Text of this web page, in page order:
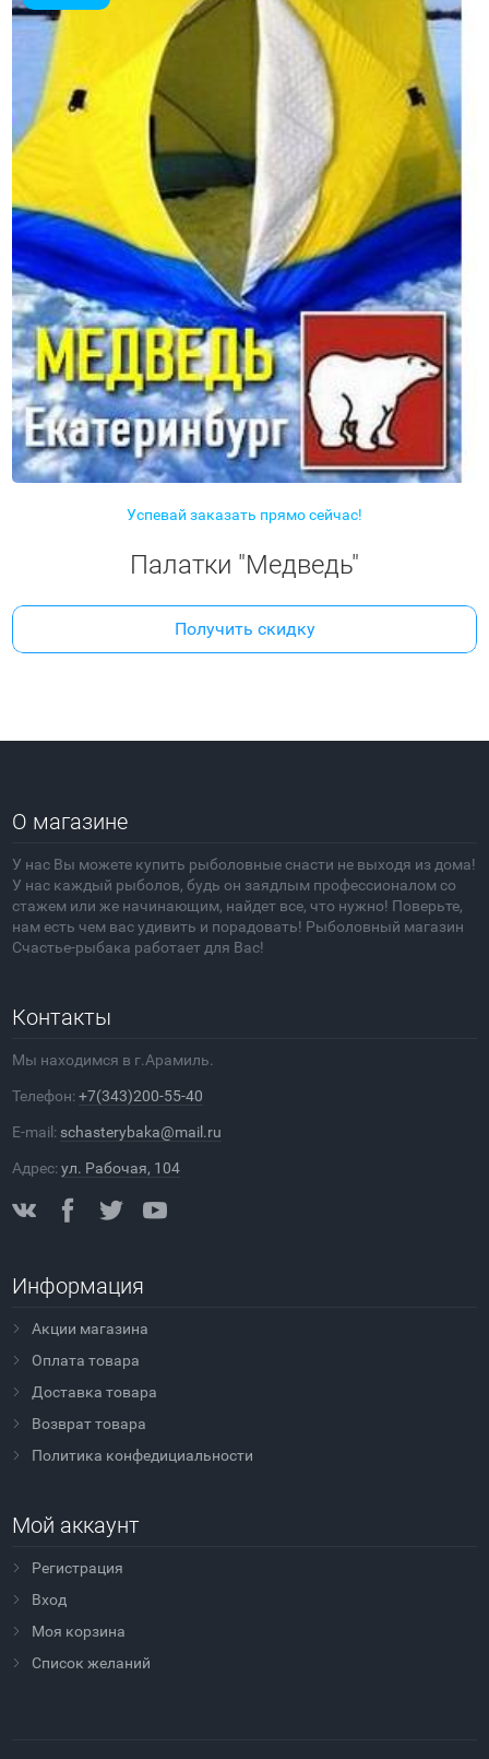
Успевай заказать прямо сейчас!
Палатки "Медведь"
Получить скидку
О магазине
У нас Вы можете купить рыболовные снасти не выходя из дома!
У нас каждый рыболов, будь он заядлым профессионалом со
стажем или же начинающим, найдет все, что нужно! Поверьте,
нам есть чем вас удивить и порадовать! Рыболовный магазин
Счастье-рыбака работает для Вас!
Контакты
Мы находимся в г.Арамиль.
Телефон:+7(343)200-55-40
E-mail: schasterybaka@mail.ru
Адрес:ул. Рабочая, 104
Информация
Акции магазина
Оплата товара
Доставка товара
Возврат товара
Политика конфедициальности
Мой аккаунт
Регистрация
Вход
Моя корзина
Cписок желаний